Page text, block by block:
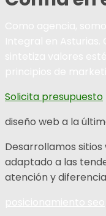
Solicita presupuesto
diseño web a la
Desarrollamos
adaptado a las
atención y